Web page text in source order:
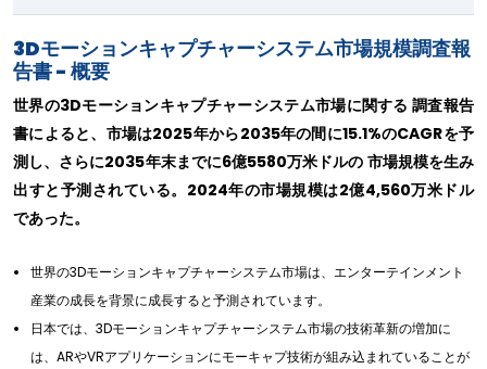
3Dモーションキャプチャーシステム市場規模調査報
告書 - 概要
世界の3Dモーションキャプチャーシステム市場に関する 調査報告
書によると、市場は2025年から2035年の間に15.1%のCAGRを予
測し、さらに2035年末までに6億5580万米ドルの 市場規模を生み
出すと予測されている。2024年の市場規模は2億4,560万米ドル
であった。
世界の3Dモーションキャプチャーシステム市場は、エンターテインメント
産業の成長を背景に成長すると予測されています。
日本では、3Dモーションキャプチャーシステム市場の技術革新の増加に
は、ARやVRアプリケーションにモーキャプ技術が組み込まれていることが